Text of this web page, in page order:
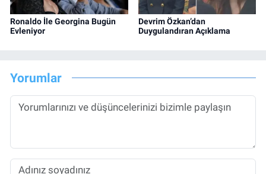
Ronaldo İle Georgina Bugün
Evleniyor
Devrim Özkan’dan
Duygulandıran Açıklama
Yorumlar